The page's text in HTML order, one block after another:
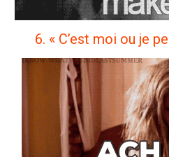
6. « C’est moi ou je